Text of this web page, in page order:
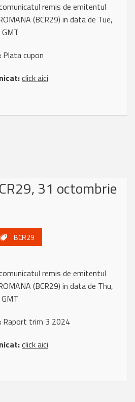
remis de emitentul
(BCR29) in data de Tue,
Plata cupon
click aici
31 octombrie
BCR29
remis de emitentul
(BCR29) in data de Thu,
Raport trim 3 2024
click aici